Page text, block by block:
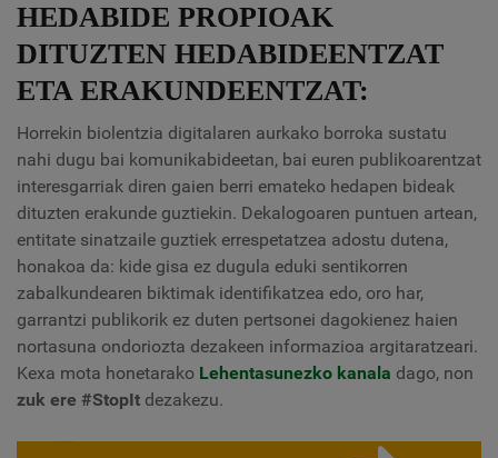
HEDABIDE PROPIOAK
DITUZTEN HEDABIDEENTZAT
ETA ERAKUNDEENTZAT:
Horrekin biolentzia digitalaren aurkako borroka sustatu
nahi dugu bai komunikabideetan, bai euren publikoarentzat
interesgarriak diren gaien berri emateko hedapen bideak
dituzten erakunde guztiekin. Dekalogoaren puntuen artean,
entitate sinatzaile guztiek errespetatzea adostu dutena,
honakoa da: kide gisa ez dugula eduki sentikorren
zabalkundearen biktimak identifikatzea edo, oro har,
garrantzi publikorik ez duten pertsonei dagokienez haien
nortasuna ondoriozta dezakeen informazioa argitaratzeari.
Kexa mota honetarako Lehentasunezko kanala dago, non
zuk ere #StopIt dezakezu.